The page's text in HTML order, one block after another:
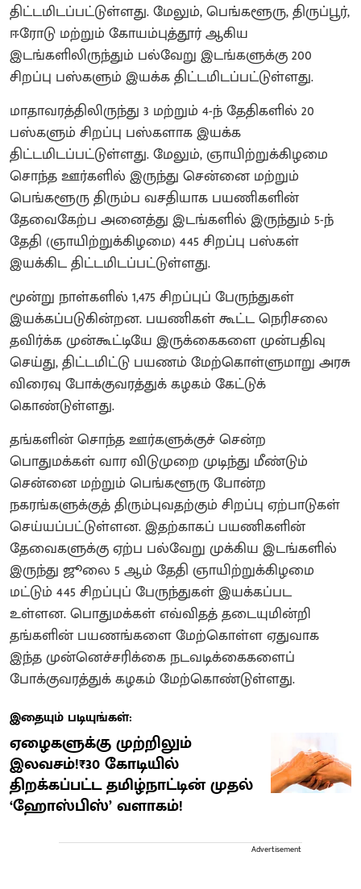
திட்டமிடப்பட்டுள்ளது. மேலும், பெங்களூரு, திருப்பூர்,
ஈரோடு மற்றும் கோயம்புத்தூர் ஆகிய
இடங்களிலிருந்தும் பல்வேறு இடங்களுக்கு 200
சிறப்பு பஸ்களும் இயக்க திட்டமிடப்பட்டுள்ளது.
மாதாவரத்திலிருந்து 3 மற்றும் 4-ந் தேதிகளில் 20
பஸ்களும் சிறப்பு பஸ்களாக இயக்க
திட்டமிடப்பட்டுள்ளது. மேலும், ஞாயிற்றுக்கிழமை
சொந்த ஊர்களில் இருந்து சென்னை மற்றும்
பெங்களூரு திரும்ப வசதியாக பயணிகளின்
தேவைகேற்ப அனைத்து இடங்களில் இருந்தும் 5-ந்
தேதி (ஞாயிற்றுக்கிழமை) 445 சிறப்பு பஸ்கள்
இயக்கிட திட்டமிடப்பட்டுள்ளது.
மூன்று நாள்களில் 1,475 சிறப்புப் பேருந்துகள்
இயக்கப்படுகின்றன. பயணிகள் கூட்ட நெரிசலை
தவிர்க்க முன்கூட்டியே இருக்கைகளை முன்பதிவு
செய்து, திட்டமிட்டு பயணம் மேற்கொள்ளுமாறு அரசு
விரைவு போக்குவரத்துக் கழகம் கேட்டுக்
கொண்டுள்ளது.
தங்களின் சொந்த ஊர்களுக்குச் சென்ற
பொதுமக்கள் வார விடுமுறை முடிந்து மீண்டும்
சென்னை மற்றும் பெங்களூரு போன்ற
நகரங்களுக்குத் திரும்புவதற்கும் சிறப்பு ஏற்பாடுகள்
செய்யப்பட்டுள்ளன. இதற்காகப் பயணிகளின்
தேவைகளுக்கு ஏற்ப பல்வேறு முக்கிய இடங்களில்
இருந்து ஜூலை 5 ஆம் தேதி ஞாயிற்றுக்கிழமை
மட்டும் 445 சிறப்புப் பேருந்துகள் இயக்கப்பட
உள்ளன. பொதுமக்கள் எவ்விதத் தடையுமின்றி
தங்களின் பயணங்களை மேற்கொள்ள ஏதுவாக
இந்த முன்னெச்சரிக்கை நடவடிக்கைகளைப்
போக்குவரத்துக் கழகம் மேற்கொண்டுள்ளது.
இதையும் படியுங்கள்:
ஏழைகளுக்கு முற்றிலும்
இலவசம்!₹30 கோடியில்
திறக்கப்பட்ட தமிழ்நாட்டின் முதல்
‘ஹோஸ்பிஸ்’ வளாகம்!
Advertisement